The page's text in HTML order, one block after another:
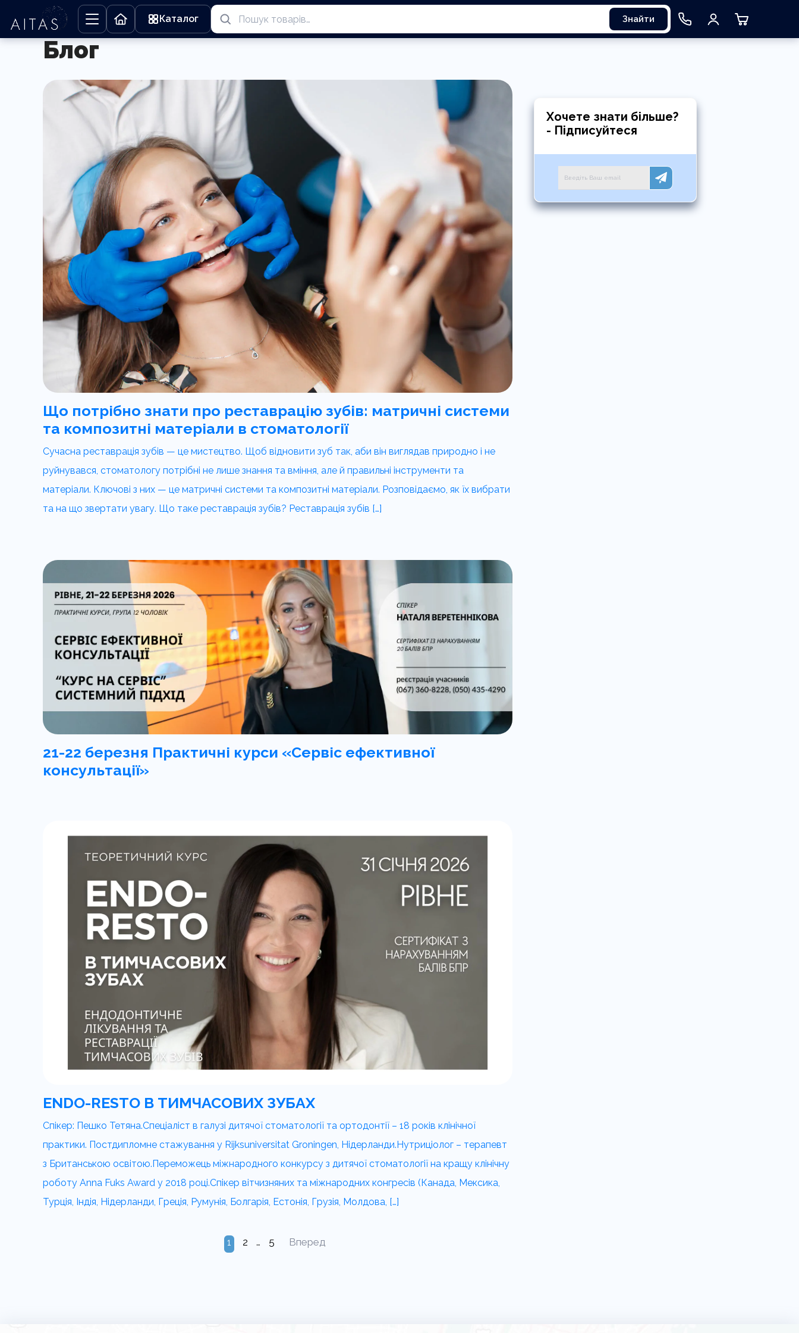
Каталог Знайти
Блог
Що потрібно знати про реставрацію зубів: матричні системи
та композитні матеріали в стоматології
Сучасна реставрація зубів — це мистецтво. Щоб відновити зуб так, аби він виглядав природно і не
руйнувався, стоматологу потрібні не лише знання та вміння, але й правильні інструменти та
матеріали. Ключові з них — це матричні системи та композитні матеріали. Розповідаємо, як їх вибрати
та на що звертати увагу. Що таке реставрація зубів? Реставрація зубів […]
21-22 березня Практичні курси «Сервіс ефективної
консультації»
ENDO-RESTO В ТИМЧАСОВИХ ЗУБАХ
Спікер: Пешко Тетяна.Спеціаліст в галузі дитячої стоматології та ортодонтії – 18 років клінічної
практики. Постдипломне стажування у Rijksuniversitat Groningen, Нідерланди.Нутриціолог – терапевт
з Британською освітою.Переможець міжнародного конкурсу з дитячої стоматології на кращу клінічну
роботу Anna Fuks Award у 2018 році.Спікер вітчизняних та міжнародних конгресів (Канада, Мексика,
Турція, Індія, Нідерланди, Греція, Румунія, Болгарія, Естонія, Грузія, Молдова, […]
Хочете знати більше?
- Підписуйтеся
Пагінація
1 2 … 5 Вперед